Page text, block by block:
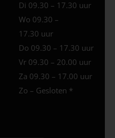
Di 09.30 – 17.30 uur
Wo 09.30 –
17.30 uur
Do 09.30 – 17.30 uur
Vr 09.30 – 20.00 uur
Za 09.30 – 17.00 uur
Zo – Gesloten *